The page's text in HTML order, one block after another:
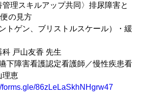
管理スキルアップ共同〉排尿障害と
の見方
ブリストルスケール）・緩
戸山友香 先生
護認定看護師／慢性疾患看
理恵
forms.gle/86zLeLaSkhNHgrw47